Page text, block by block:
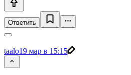
Ответить
taalo19 мар в 15:15